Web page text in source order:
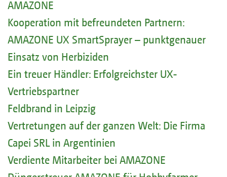
AMAZONE
Kooperation mit befreundeten Partnern:
AMAZONE UX SmartSprayer – punktgenauer
Einsatz von Herbiziden
Ein treuer Händler: Erfolgreichster UX-
Vertriebspartner
Feldbrand in Leipzig
Vertretungen auf der ganzen Welt: Die Firma
Capei SRL in Argentinien
Verdiente Mitarbeiter bei AMAZONE